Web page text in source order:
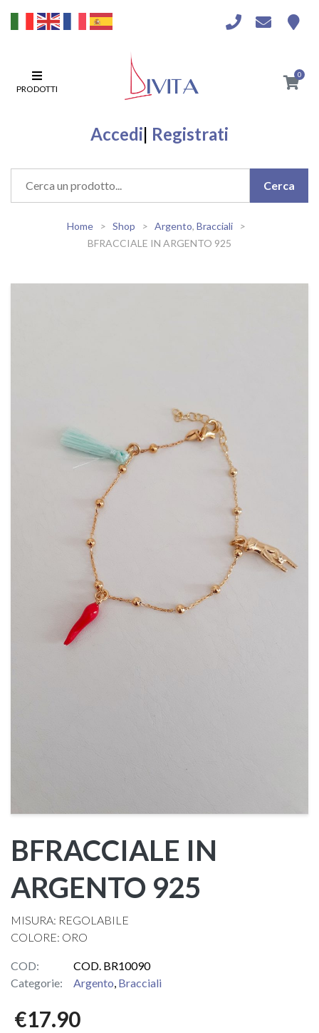
PRODOTTI
0
Accedi| Registrati
Home Shop Argento, Bracciali
BFRACCIALE IN ARGENTO 925
BFRACCIALE IN
ARGENTO 925
MISURA: REGOLABILE
COLORE: ORO
COD:
COD. BR10090
Categorie:
Argento, Bracciali
€17.90